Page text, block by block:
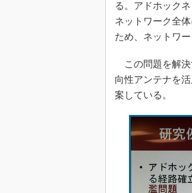
る。アドホック
ネットワーク全
ため、ネットワ
この問題を解決
向性アンテナを
案している。